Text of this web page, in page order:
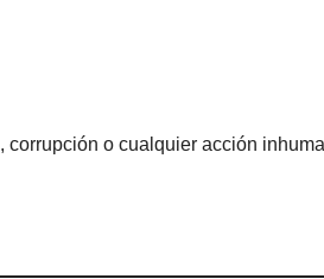
corrupción o cualquier acción